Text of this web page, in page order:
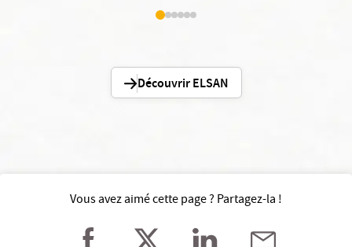
Découvrir ELSAN
Vous avez aimé cette page ? Partagez-la !